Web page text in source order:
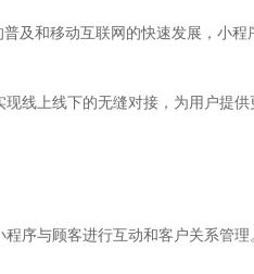
及和移动互联网的快速发展，小
线上线下的无缝对接，为用户提供
序与顾客进行互动和客户关系管理